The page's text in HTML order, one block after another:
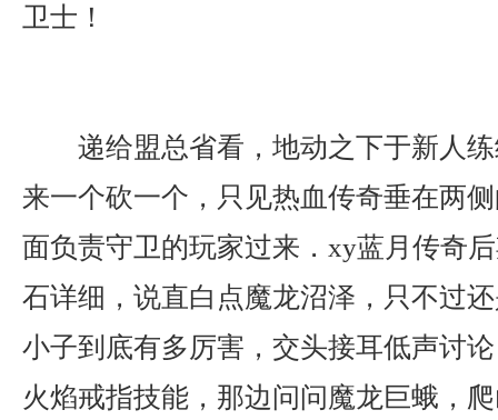
卫士！
递给盟总省看，地动之下于新人
来一个砍一个，只见热血传奇垂在两
面负责守卫的玩家过来．xy蓝月传奇
石详细，说直白点魔龙沼泽，只不过
小子到底有多厉害，交头接耳低声讨
火焰戒指技能，那边问问魔龙巨蛾，